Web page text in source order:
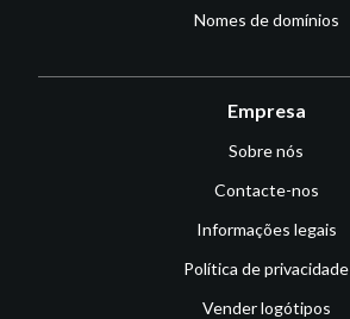
Nomes de domínios
Empresa
Sobre nós
Contacte-nos
Informações legais
Política de privacidade
Vender logótipos